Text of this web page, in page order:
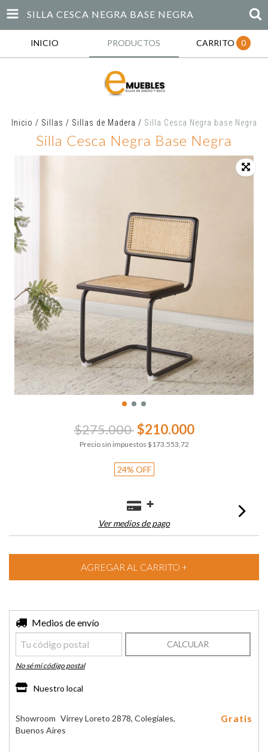
SILLA CESCA NEGRA BASE NEGRA
INICIO PRODUCTOS CARRITO 0
Inicio / Sillas / Sillas de Madera / Silla Cesca Negra base Negra
Silla Cesca Negra Base Negra
$275.000 $210.000
Precio sin impuestos $173.553,72
24% OFF
Ver medios de pago
Entregas para el CP:
Medios de envío
CALCULAR
No sé mi código postal
Nuestro local
Showroom Virrey Loreto 2878, Colegiales,
Buenos Aires
Gratis